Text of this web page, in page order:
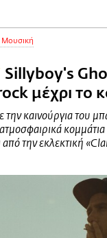
Μουσική
Sillyboy's
μέχρι το
καινούργια του
την εκλεκτική